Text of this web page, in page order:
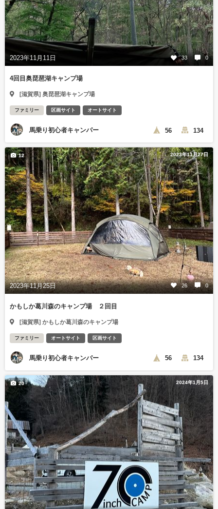
2023年11月11日 33 0
4回目奥琵琶湖キャンプ場
[滋賀県] 奥琵琶湖キャンプ場
ファミリー 区画サイト オートサイト
馬乗り初心者キャンパー 56 134
2023年11月27日
2023年11月25日 26 0
12
かもしか葛川森のキャンプ場 ２回目
[滋賀県] かもしか葛川森のキャンプ場
ファミリー オートサイト 区画サイト
馬乗り初心者キャンパー 56 134
2024年1月5日
20